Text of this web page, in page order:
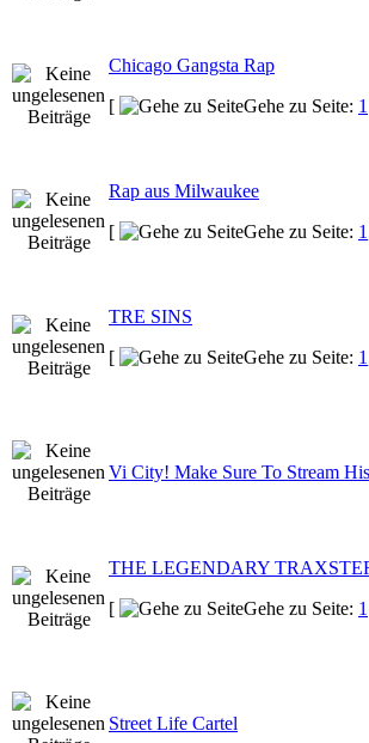
Chicago Gangsta Rap
[
Gehe zu Seite: 1
Rap aus Milwaukee
[
Gehe zu Seite: 1
TRE SINS
[
Gehe zu Seite: 1
Vi City! Make Sure To Stream
THE LEGENDARY
[
Gehe zu Seite: 1
Street Life Cartel